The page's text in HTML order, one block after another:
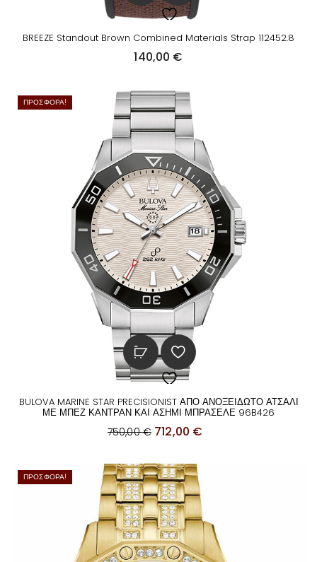
BREEZE Standout Brown Combined Materials Strap 112452.8
140,00 €
ΠΡΟΣΦΟΡΆ!
BULOVA MARINE STAR PRECISIONIST ΑΠΟ ΑΝΟΞΕΙΔΩΤΟ ΑΤΣΑΛΙ
ΜΕ ΜΠΕΖ ΚΑΝΤΡΑΝ ΚΑΙ ΑΣΗΜΙ ΜΠΡΑΣΕΛΕ 96B426
750,00€ O
i
g
i
n
a
712,00 €
ο
υ
ΠΡΟΣΦΟΡΆ!